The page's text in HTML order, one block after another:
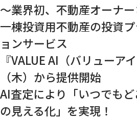
～業界初、不動産オーナ
一棟投資用不動産の投資
ョンサービス
『VALUE AI（バリューア
（木）から提供開始
AI査定により「いつでも
の見える化」を実現！